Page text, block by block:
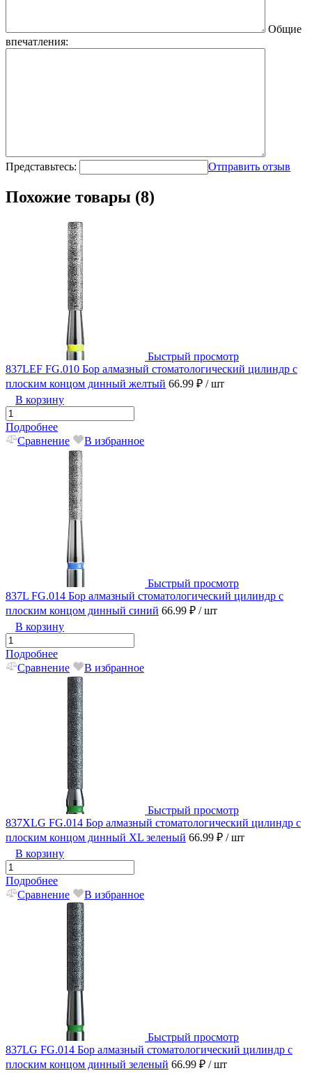
Общие
впечатления:
Представьтесь: Отправить отзыв
Похожие товары (8)
Быстрый просмотр
837LEF FG.010 Бор алмазный стоматологический цилиндр с
плоским концом динный желтый 66.99 ₽ / шт
В корзину
Подробнее
Сравнение
В избранное
Быстрый просмотр
837L FG.014 Бор алмазный стоматологический цилиндр с
плоским концом динный синий 66.99 ₽ / шт
В корзину
Подробнее
Сравнение
В избранное
Быстрый просмотр
837XLG FG.014 Бор алмазный стоматологический цилиндр с
плоским концом динный XL зеленый 66.99 ₽ / шт
В корзину
Подробнее
Сравнение
В избранное
Быстрый просмотр
837LG FG.014 Бор алмазный стоматологический цилиндр с
плоским концом динный зеленый 66.99 ₽ / шт